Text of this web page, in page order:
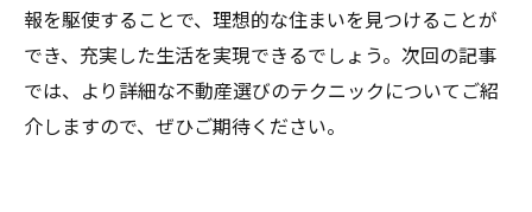
報を駆使することで、理想的な住まいを見つけることが
でき、充実した生活を実現できるでしょう。次回の記事
では、より詳細な不動産選びのテクニックについてご紹
介しますので、ぜひご期待ください。